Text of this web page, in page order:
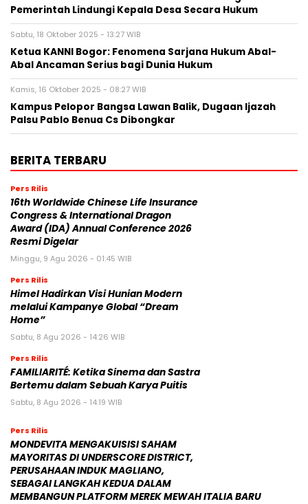
Pemerintah Lindungi Kepala Desa Secara Hukum
Sabtu, 18 Oktober 2025 - 13:27 WIB
Ketua KANNI Bogor: Fenomena Sarjana Hukum Abal-
Abal Ancaman Serius bagi Dunia Hukum
Kamis, 16 Oktober 2025 - 08:27 WIB
Kampus Pelopor Bangsa Lawan Balik, Dugaan Ijazah
Palsu Pablo Benua Cs Dibongkar
BERITA TERBARU
Pers Rilis
16th Worldwide Chinese Life Insurance
Congress & International Dragon
Award (IDA) Annual Conference 2026
Resmi Digelar
Minggu, 9 Agu 2026 - 01:45 WIB
Pers Rilis
Himel Hadirkan Visi Hunian Modern
melalui Kampanye Global “Dream
Home”
Sabtu, 8 Agu 2026 - 14:26 WIB
Pers Rilis
FAMILIARITÉ: Ketika Sinema dan Sastra
Bertemu dalam Sebuah Karya Puitis
Sabtu, 8 Agu 2026 - 14:19 WIB
Pers Rilis
MONDEVITA MENGAKUISISI SAHAM
MAYORITAS DI UNDERSCORE DISTRICT,
PERUSAHAAN INDUK MAGLIANO,
SEBAGAI LANGKAH KEDUA DALAM
MEMBANGUN PLATFORM MEREK MEWAH ITALIA BARU